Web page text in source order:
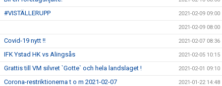
#VISTÄLLERUPP 2021-02-09 09:00
2021-02-09 08:00
Covid-19 nytt !! 2021-02-07 08:36
IFK Ystad HK vs Alingsås 2021-02-05 10:15
Grattis till VM silvret `Gotte` och hela landslaget ! 2021-02-01 09:10
Corona-restriktionerna t o m 2021-02-07 2021-01-22 14:48